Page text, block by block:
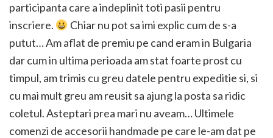
participanta care a indeplinit toti pasii pentru
inscriere.
Chiar nu pot sa imi explic cum de s-a
putut… Am aflat de premiu pe cand eram in Bulgaria
dar cum in ultima perioada am stat foarte prost cu
timpul, am trimis cu greu datele pentru expeditie si, si
cu mai mult greu am reusit sa ajung la posta sa ridic
coletul. Asteptari prea mari nu aveam… Ultimele
comenzi de accesorii handmade pe care le-am dat pe